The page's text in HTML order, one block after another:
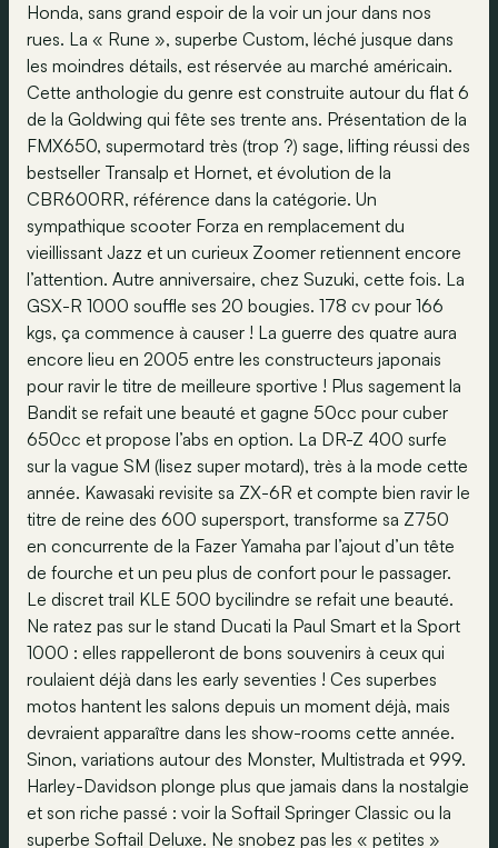
Honda, sans grand espoir de la voir un jour dans nos
rues. La « Rune », superbe Custom, léché jusque dans
les moindres détails, est réservée au marché américain.
Cette anthologie du genre est construite autour du flat 6
de la Goldwing qui fête ses trente ans. Présentation de la
FMX650, supermotard très (trop ?) sage, lifting réussi des
bestseller Transalp et Hornet, et évolution de la
CBR600RR, référence dans la catégorie. Un
sympathique scooter Forza en remplacement du
vieillissant Jazz et un curieux Zoomer retiennent encore
l’attention. Autre anniversaire, chez Suzuki, cette fois. La
GSX-R 1000 souffle ses 20 bougies. 178 cv pour 166
kgs, ça commence à causer ! La guerre des quatre aura
encore lieu en 2005 entre les constructeurs japonais
pour ravir le titre de meilleure sportive ! Plus sagement la
Bandit se refait une beauté et gagne 50cc pour cuber
650cc et propose l’abs en option. La DR-Z 400 surfe
sur la vague SM (lisez super motard), très à la mode cette
année. Kawasaki revisite sa ZX-6R et compte bien ravir le
titre de reine des 600 supersport, transforme sa Z750
en concurrente de la Fazer Yamaha par l’ajout d’un tête
de fourche et un peu plus de confort pour le passager.
Le discret trail KLE 500 bycilindre se refait une beauté.
Ne ratez pas sur le stand Ducati la Paul Smart et la Sport
1000 : elles rappelleront de bons souvenirs à ceux qui
roulaient déjà dans les early seventies ! Ces superbes
motos hantent les salons depuis un moment déjà, mais
devraient apparaître dans les show-rooms cette année.
Sinon, variations autour des Monster, Multistrada et 999.
Harley-Davidson plonge plus que jamais dans la nostalgie
et son riche passé : voir la Softail Springer Classic ou la
superbe Softail Deluxe. Ne snobez pas les « petites »